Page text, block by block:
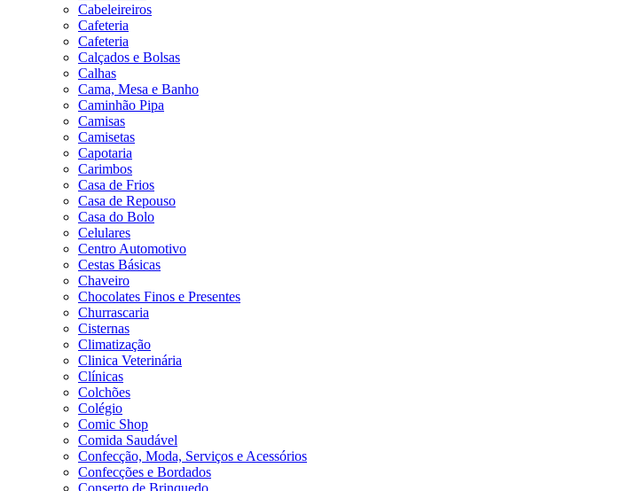
Cabeleireiros
Cafeteria
Cafeteria
Calçados e Bolsas
Calhas
Cama, Mesa e Banho
Caminhão Pipa
Camisas
Camisetas
Capotaria
Carimbos
Casa de Frios
Casa de Repouso
Casa do Bolo
Celulares
Centro Automotivo
Cestas Básicas
Chaveiro
Chocolates Finos e Presentes
Churrascaria
Cisternas
Climatização
Clinica Veterinária
Clínicas
Colchões
Colégio
Comic Shop
Comida Saudável
Confecção, Moda, Serviços e Acessórios
Confecções e Bordados
Conserto de Brinquedo